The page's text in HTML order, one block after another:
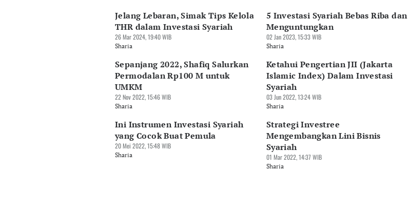
Jelang Lebaran, Simak Tips Kelola
THR dalam Investasi Syariah
26 Mar 2024, 19:40 WIB
Sharia
5 Investasi Syariah Bebas Riba dan
Menguntungkan
02 Jan 2023, 15:33 WIB
Sharia
Sepanjang 2022, Shafiq Salurkan
Permodalan Rp100 M untuk
UMKM
22 Nov 2022, 15:46 WIB
Sharia
Ketahui Pengertian JII (Jakarta
Islamic Index) Dalam Investasi
Syariah
03 Jun 2022, 13:24 WIB
Sharia
Ini Instrumen Investasi Syariah
yang Cocok Buat Pemula
20 Mei 2022, 15:48 WIB
Sharia
Strategi Investree
Mengembangkan Lini Bisnis
Syariah
01 Mar 2022, 14:37 WIB
Sharia